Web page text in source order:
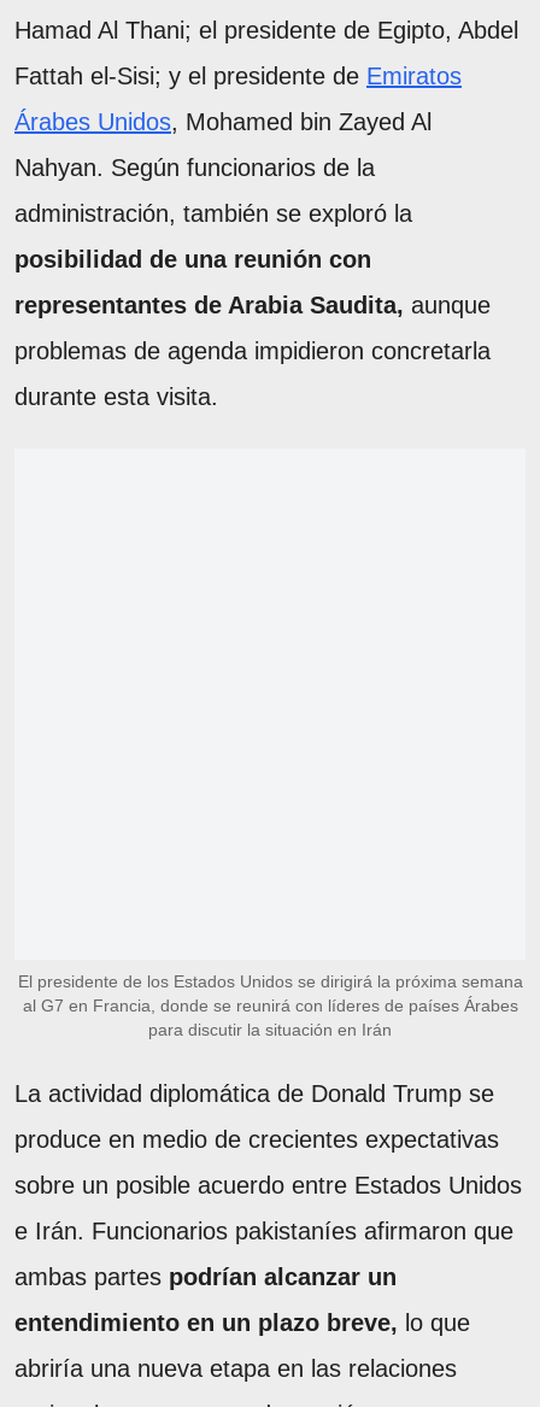
Hamad Al Thani; el presidente de Egipto, Abdel
Fattah el-Sisi; y el presidente de Emiratos
Árabes Unidos, Mohamed bin Zayed Al
Nahyan. Según funcionarios de la
administración, también se exploró la
posibilidad de una reunión con
representantes de Arabia Saudita, aunque
problemas de agenda impidieron concretarla
durante esta visita.
El presidente de los Estados Unidos se dirigirá la próxima semana
al G7 en Francia, donde se reunirá con líderes de países Árabes
para discutir la situación en Irán
La actividad diplomática de Donald Trump se
produce en medio de crecientes expectativas
sobre un posible acuerdo entre Estados Unidos
e Irán. Funcionarios pakistaníes afirmaron que
ambas partes podrían alcanzar un
entendimiento en un plazo breve, lo que
abriría una nueva etapa en las relaciones